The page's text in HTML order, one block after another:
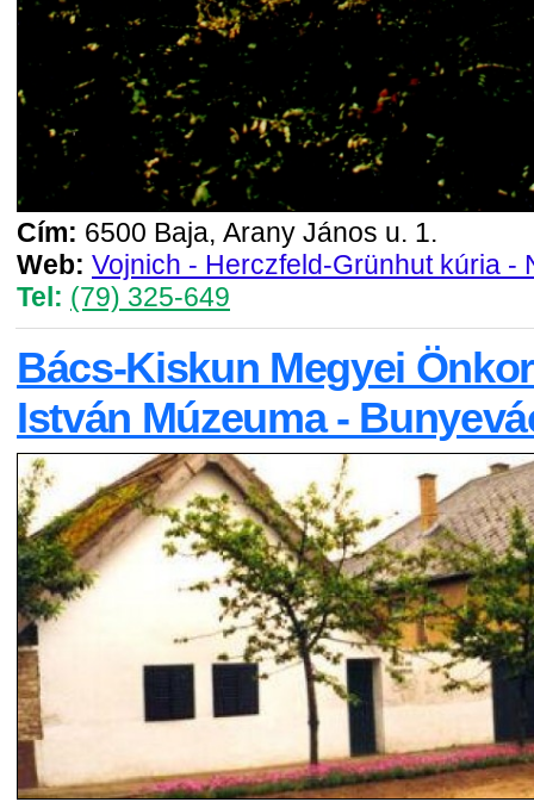
Cím: 6500 Baja, Arany János u. 1.
Web: Vojnich - Herczfeld-Grünhut kúria -
Tel: (79) 325-649
Bács-Kiskun Megyei
István Múzeuma -